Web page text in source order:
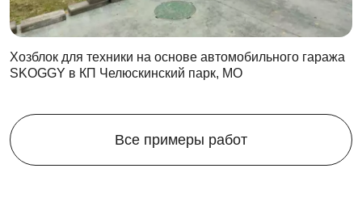
Хозблок для техники на основе автомобильного гаража
SKOGGY в КП Челюскинский парк, МО
Все примеры работ